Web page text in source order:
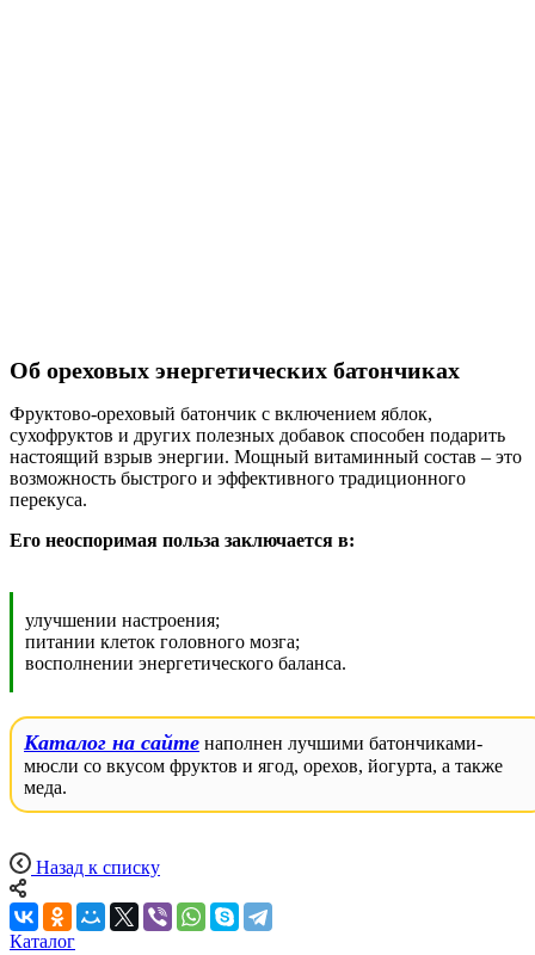
Об ореховых энергетических батончиках
Фруктово-ореховый батончик с включением яблок,
сухофруктов и других полезных добавок способен подарить
настоящий взрыв энергии. Мощный витаминный состав – это
возможность быстрого и эффективного традиционного
перекуса.
Его неоспоримая польза заключается в:
улучшении настроения;
питании клеток головного мозга;
восполнении энергетического баланса.
Каталог на сайте наполнен лучшими батончиками-
мюсли со вкусом фруктов и ягод, орехов, йогурта, а также
меда.
Назад к списку
Каталог